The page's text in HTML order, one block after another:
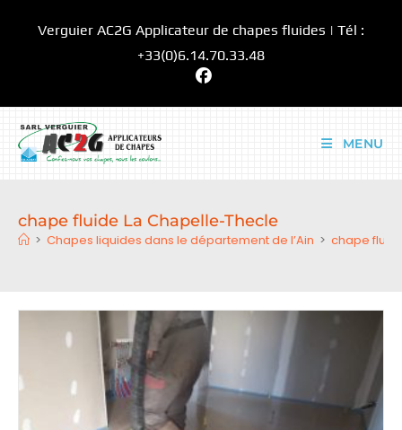
Verguier AC2G Applicateur de chapes fluides | Tél :
+33(0)6.14.70.33.48
MENU
chape fluide La Chapelle-Thecle
> Chapes liquides dans le département de l’Ain > chape